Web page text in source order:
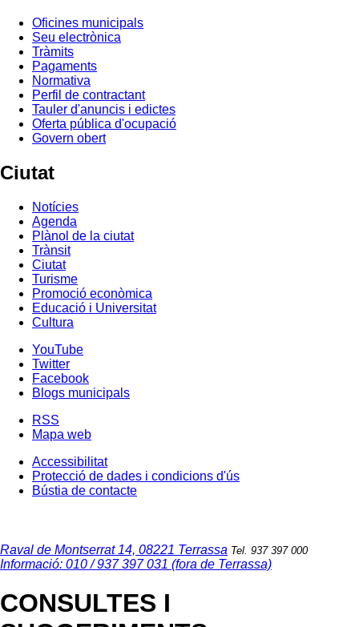
Oficines municipals
Seu electrònica
Tràmits
Pagaments
Normativa
Perfil de contractant
Tauler d'anuncis i edictes
Oferta pública d'ocupació
Govern obert
Ciutat
Notícies
Agenda
Plànol de la ciutat
Trànsit
Ciutat
Turisme
Promoció econòmica
Educació i Universitat
Cultura
YouTube
Twitter
Facebook
Blogs municipals
RSS
Mapa web
Accessibilitat
Protecció de dades i condicions d'ús
Bústia de contacte
Raval de Montserrat 14, 08221 Terrassa Tel. 937 397 000
Informació: 010 / 937 397 031 (fora de Terrassa)
CONSULTES I